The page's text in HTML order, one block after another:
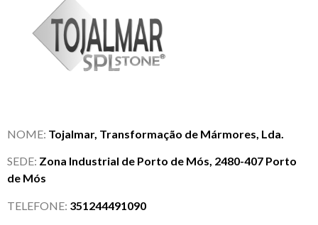
NOME: Tojalmar, Transformação de Mármores, Lda.
SEDE: Zona Industrial de Porto de Mós, 2480-407 Porto
de Mós
TELEFONE: 351244491090